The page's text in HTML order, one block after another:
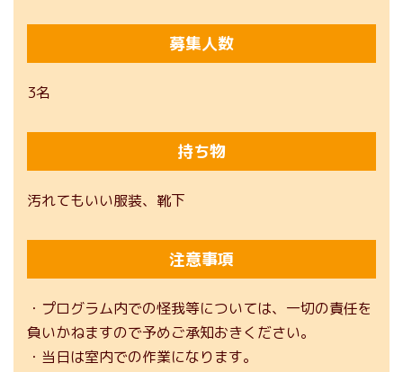
募集人数
3名
持ち物
汚れてもいい服装、靴下
注意事項
・プログラム内での怪我等については、一切の責任を
負いかねますので予めご承知おきください。
・当日は室内での作業になります。